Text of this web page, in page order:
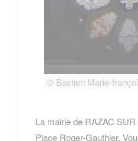
© Bastien Marie-
La mairie de RAZAC
Place Roger-Gauthier.